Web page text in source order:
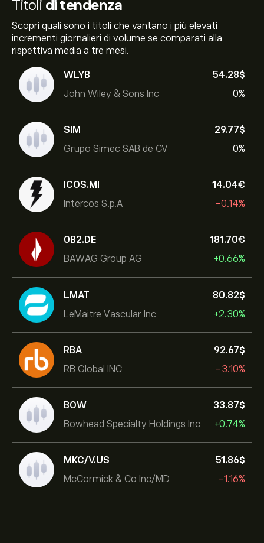
Titoli di tendenza
Scopri quali sono i titoli che vantano i più elevati
incrementi giornalieri di volume se comparati alla
rispettiva media a tre mesi.
WLYB
John Wiley & Sons Inc
54.28‎$‎
0%
SIM
Grupo Simec SAB de CV
29.77‎$‎
0%
ICOS.MI
Intercos S.p.A
14.04‎€‎
-0.14%
0B2.DE
BAWAG Group AG
181.70‎€‎
+0.66%
LMAT
LeMaitre Vascular Inc
80.82‎$‎
+2.30%
RBA
RB Global INC
92.67‎$‎
-3.10%
BOW
Bowhead Specialty Holdings Inc
33.87‎$‎
+0.74%
MKC/V.US
McCormick & Co Inc/MD
51.86‎$‎
-1.16%